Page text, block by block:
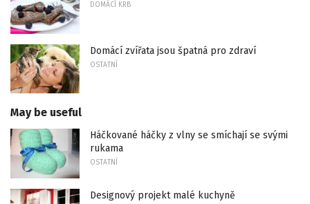
DOMÁCÍ KRB
Domácí zvířata jsou špatná pro zdraví
OSTATNÍ
May be useful
Háčkované háčky z vlny se smíchají se svými
rukama
OSTATNÍ
Designový projekt malé kuchyně